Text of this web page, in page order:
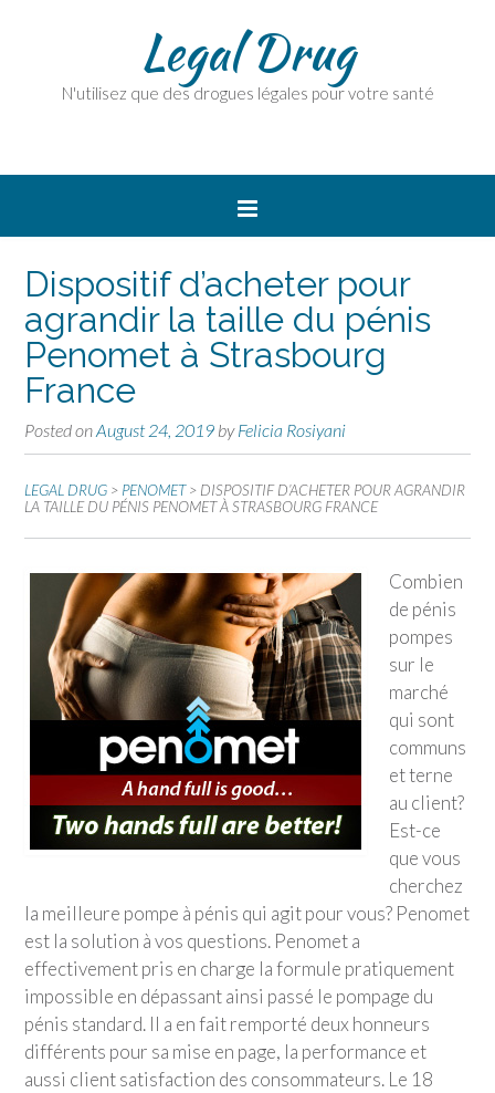
Legal Drug
N'utilisez que des drogues légales pour votre santé
Dispositif d’acheter pour
agrandir la taille du pénis
Penomet à Strasbourg
France
Posted onAugust 24, 2019 byFelicia Rosiyani
LEGAL DRUG > PENOMET > DISPOSITIF D’ACHETER POUR AGRANDIR
LA TAILLE DU PÉNIS PENOMET À STRASBOURG FRANCE
Combien
de pénis
pompes
sur le
marché
qui sont
communs
et terne
au client?
Est-ce
que vous
cherchez
la meilleure pompe à pénis qui agit pour vous? Penomet
est la solution à vos questions. Penomet a
effectivement pris en charge la formule pratiquement
impossible en dépassant ainsi passé le pompage du
pénis standard. Il a en fait remporté deux honneurs
différents pour sa mise en page, la performance et
aussi client satisfaction des consommateurs. Le 18